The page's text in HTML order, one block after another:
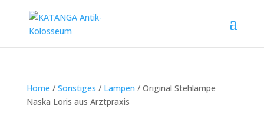
Home / Sonstiges / Lampen / Original Stehlampe
Naska Loris aus Arztpraxis